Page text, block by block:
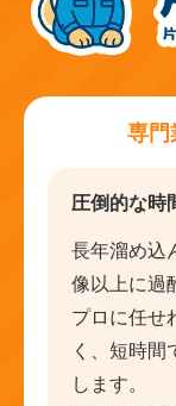
専門
圧倒的な時
長年溜め込
像以上に過
プロに任せ
く、短時間
します。